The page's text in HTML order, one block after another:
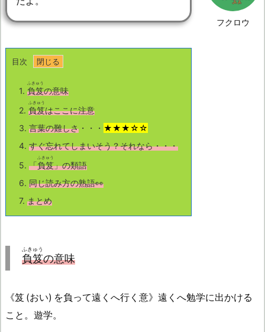
フクロウ
目次
1. 負笈
ふきゅう
の意味
2. 負笈
ふきゅう
はここに注意
3. 言葉の難しさ ・・・ ★★★☆☆
4. すぐ忘れてしまいそう？それなら・・・
5. 「負笈
ふきゅう
」の類語
6. 同じ読み方の熟語👀
7. まとめ
負笈
ふきゅう
の意味
《笈 (おい) を負って遠くへ行く意》遠くへ勉学に出かける
こと。遊学。